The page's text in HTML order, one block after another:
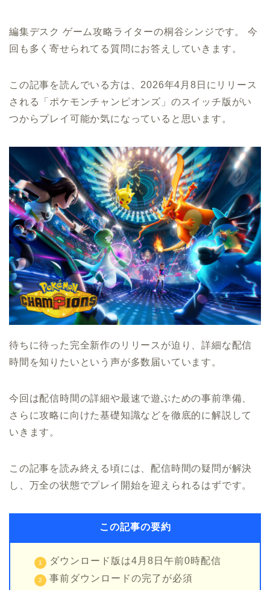
編集デスク ゲーム攻略ライターの桐谷シンジです。 今
回も多く寄せられてる質問にお答えしていきます。
この記事を読んでいる方は、2026年4月8日にリリース
される「ポケモンチャンピオンズ」のスイッチ版がい
つからプレイ可能か気になっていると思います。
待ちに待った完全新作のリリースが迫り、詳細な配信
時間を知りたいという声が多数届いています。
今回は配信時間の詳細や最速で遊ぶための事前準備、
さらに攻略に向けた基礎知識などを徹底的に解説して
いきます。
この記事を読み終える頃には、配信時間の疑問が解決
し、万全の状態でプレイ開始を迎えられるはずです。
この記事の要約
ダウンロード版は4月8日午前0時配信
事前ダウンロードの完了が必須